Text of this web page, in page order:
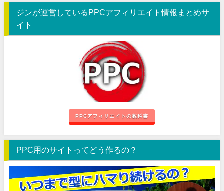
ジンが運営しているPPCアフィリエイト情報まとめサ
イト
PPCアフィリエイトの教科書
PPC用のサイトってどう作るの？